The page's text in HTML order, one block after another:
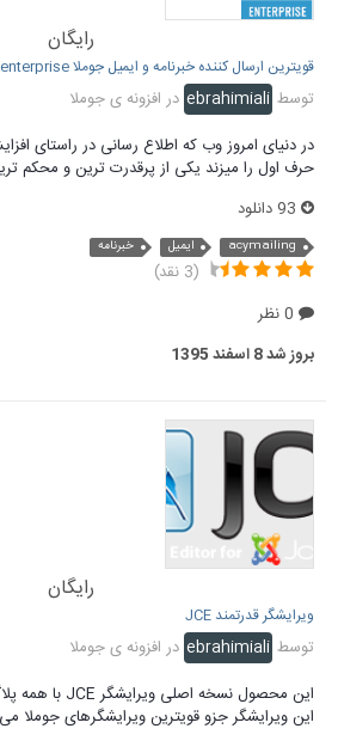
رایگان
قویترین ارسال کننده خبرنامه و ایمیل جوملا acymailing enterprise
توسط ebrahimiali در افزونه ی جوملا
در دنیای امروز وب که اطلاع رسانی در راستای
حرف اول را میزند یکی از پرقدرت ترین و محکم
acymailing ایمیل خبرنامه
(3 نقد)
بروز شد8 اسفند 1395
رایگان
ویرایشگر قدرتمند JCE
توسط ebrahimiali در افزونه ی جوملا
این محصول نسخه اصلی ویرایشگر JCE با همه پلاگین های آن می باشد.
این ویرایشگر جزو قویترین ویرایشگرهای جوملا